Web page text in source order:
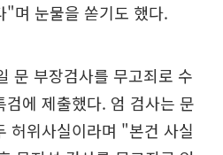
"며 눈물을 쏟기도 했다.
문 부장검사를 무고죄로 수
에 제출했다. 엄 검사는 문
허위사실이라며 "본건 사실